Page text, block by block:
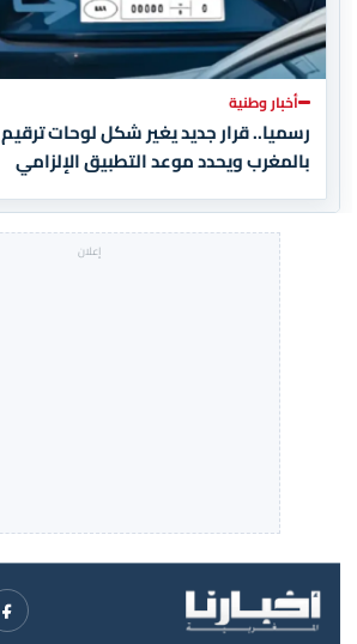
أخبار وطنية
رسميا.. قرار جديد يغير شكل لوحات
بالمغرب ويحدد موعد التطبيق الإلزامي